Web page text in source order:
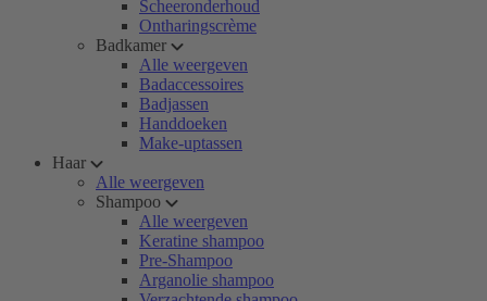
Scheeronderhoud
Ontharingscrème
Badkamer
Alle weergeven
Badaccessoires
Badjassen
Handdoeken
Make-uptassen
Haar
Alle weergeven
Shampoo
Alle weergeven
Keratine shampoo
Pre-Shampoo
Arganolie shampoo